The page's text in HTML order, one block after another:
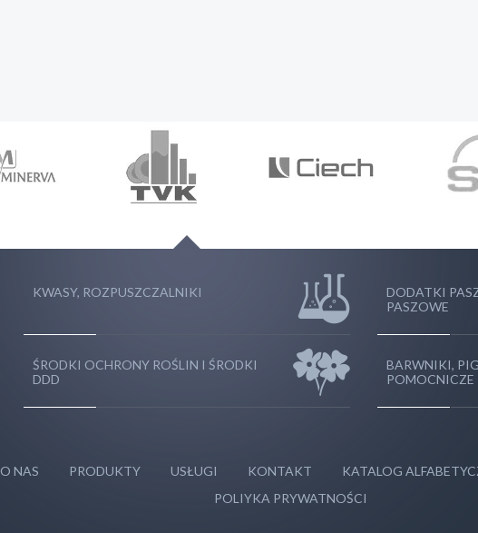
KWASY, ROZPUSZCZALNIKI
DODATKI
PASZOWE
ŚRODKI OCHRONY ROŚLIN I ŚRODKI
DDD
BARWNIKI,
POMOCNICZE
O NAS PRODUKTY USŁUGI KONTAKT KATALOG
POLIYKA PRYWATNOŚCI